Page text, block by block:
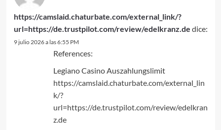
https://camslaid.chaturbate.com/external_link/?
url=https://de.trustpilot.com/review/edelkranz.de dice:
9 julio 2026 a las 6:55 PM
References:
Legiano Casino Auszahlungslimit
https://camslaid.chaturbate.com/external_lin
k/?
url=https://de.trustpilot.com/review/edelkran
z.de